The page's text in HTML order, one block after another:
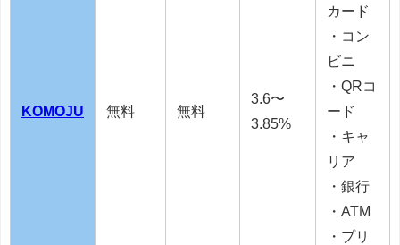
KOMOJU 無料 無料
3.6〜
3.85%
カード
・コン
ビニ
・QRコ
ード
・キャ
リア
・銀行
・ATM
・プリ